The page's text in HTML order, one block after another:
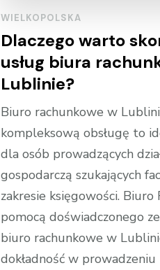
WIELKOPOLSKA
Dlaczego warto
usług biura
Lublinie?
Biuro rachunkowe w
kompleksową obsługę to
dla osób prowadzących
gospodarczą szukających
zakresie księgowości. Biuro
pomocą doświadczonego
biuro rachunkowe w
dokładność w prowadzeniu